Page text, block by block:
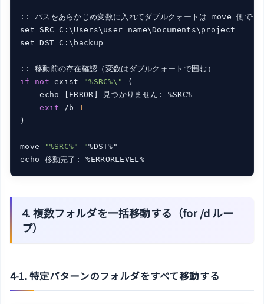
:: パスをあらかじめ変数に入れてダブルクォートは move 側で付
set SRC=C:\Users\user name\Documents\project
set DST=C:\backup
if
not exist "%SRC%\"
(
    echo [ERROR] 見つかりません: %SRC%
exit /b 1
)
move "%SRC%" "%DST%"
echo 移動完了: %ERRORLEVEL%
4. 複数フォルダを一括移動する（for /d ルー
プ）
4-1. 特定パターンのフォルダをすべて移動する